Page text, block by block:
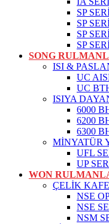
SP
SP
SP
SP
SONG
ISI &
UC
UC
ISIYA
6000
6200
6300
MİNYATÜR
UFL
UP
WON
ÇELİK
NSE
NSE
NSM